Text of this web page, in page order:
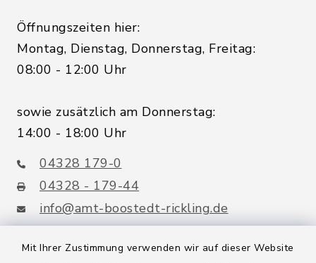
Mit Ihrer Zustimmung verwenden wir auf dieser Website
Öffnungszeiten hier:
Montag, Dienstag, Donnerstag, Freitag:
08:00 - 12:00 Uhr
sowie zusätzlich am Donnerstag:
14:00 - 18:00 Uhr
04328 179-0
04328 - 179-44
info@amt-boostedt-rickling.de